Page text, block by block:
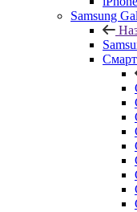
Samsung